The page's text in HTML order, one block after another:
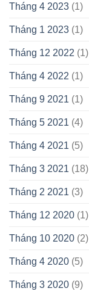
Tháng 4 2023 (1)
Tháng 1 2023 (1)
Tháng 12 2022 (1)
Tháng 4 2022 (1)
Tháng 9 2021 (1)
Tháng 5 2021 (4)
Tháng 4 2021 (5)
Tháng 3 2021 (18)
Tháng 2 2021 (3)
Tháng 12 2020 (1)
Tháng 10 2020 (2)
Tháng 4 2020 (5)
Tháng 3 2020 (9)